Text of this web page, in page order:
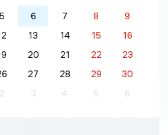
5 6 7 8
9
13 14 15
16
20 21 22
23
27 28 29
30
2 3 4 5 6